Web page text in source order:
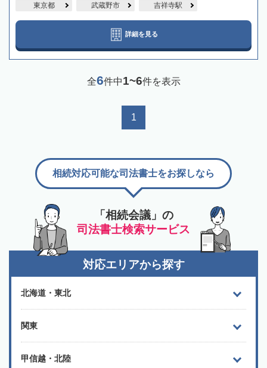
東京都 武蔵野市 吉祥寺駅
詳細を見る
全6件中1~6件を表示
1
「相続会議」の
司法書士検索サービス
相続対応可能な司法書士をお探しなら
対応エリアから探す
北海道・東北
関東
甲信越・北陸